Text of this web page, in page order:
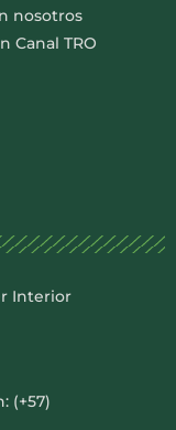
nosotros
Canal TRO
Interior
(+57)